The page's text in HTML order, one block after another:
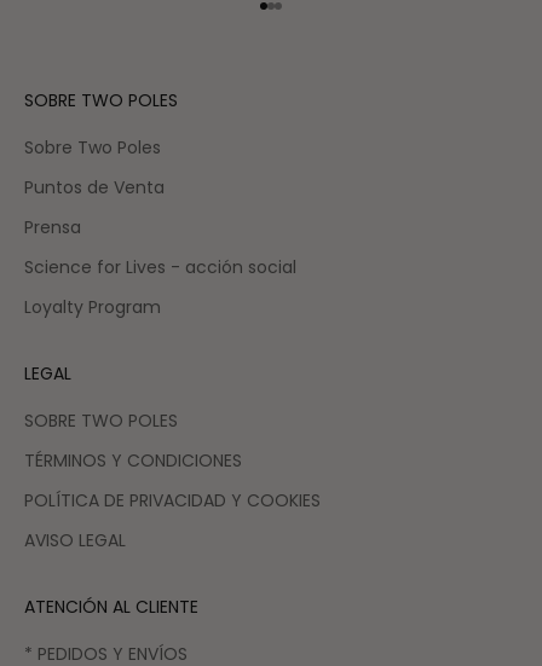
Ir al artículo 1
Ir al artículo 2
Ir al artículo 3
SOBRE TWO POLES
Sobre Two Poles
Puntos de Venta
Prensa
Science for Lives - acción social
Loyalty Program
LEGAL
SOBRE TWO POLES
TÉRMINOS Y CONDICIONES
POLÍTICA DE PRIVACIDAD Y COOKIES
AVISO LEGAL
ATENCIÓN AL CLIENTE
* PEDIDOS Y ENVÍOS